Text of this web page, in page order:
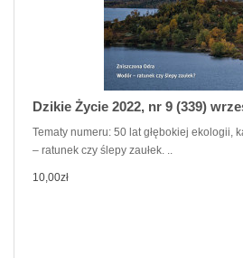
Dzikie Życie 2022, nr 9 (339)
Tematy numeru: 50 lat głębokiej ekologii,
– ratunek czy ślepy zaułek. ..
10,00zł